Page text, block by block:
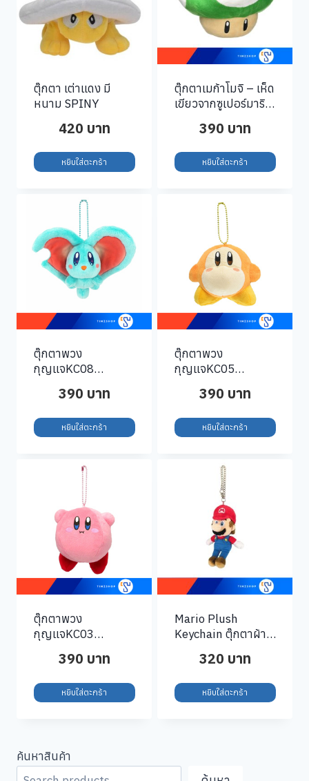
ตุ๊กตา เต่าแดง มี
หนาม SPINY
420 บาท
หยิบใส่ตะกร้า
ตุ๊กตาเมก้าโมจิ – เห็ด
เขียวจากซูเปอร์มาริโอ
เซนติเมตร
390 บาท
หยิบใส่ตะกร้า
ตุ๊กตาพวง
กุญแจKC08
Keychain
390 บาท
หยิบใส่ตะกร้า
ตุ๊กตาพวง
กุญแจKC05
Dee-Keychain
390 บาท
หยิบใส่ตะกร้า
ตุ๊กตาพวง
กุญแจKC03
Hovering
390 บาท
หยิบใส่ตะกร้า
Mario Plush
Keychain ตุ๊กตาผ้า
MM01320 บาท
หยิบใส่ตะกร้า
ค้นหาสินค้า